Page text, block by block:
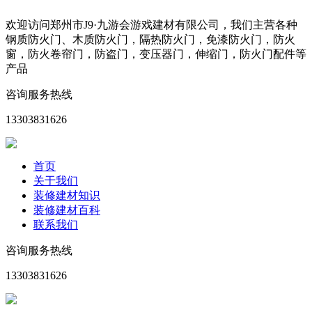
欢迎访问郑州市J9·九游会游戏建材有限公司，我们主营各种
钢质防火门、木质防火门，隔热防火门，免漆防火门，防火
窗，防火卷帘门，防盗门，变压器门，伸缩门，防火门配件等
产品
咨询服务热线
13303831626
首页
关于我们
装修建材知识
装修建材百科
联系我们
咨询服务热线
13303831626